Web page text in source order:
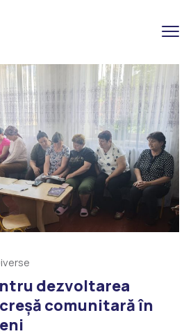
dezvoltarea
comunitară în